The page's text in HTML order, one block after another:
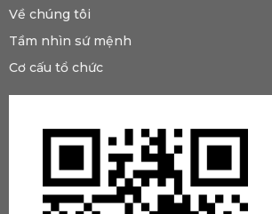
Về chúng tôi
Tầm nhìn sứ mệnh
Cơ cấu tổ chức